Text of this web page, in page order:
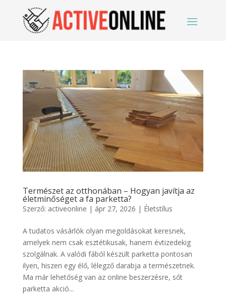
Természet az otthonában – Hogyan javítja az
életminőséget a fa parketta?
Szerző: activeonline | ápr 27, 2026 | Életstílus
A tudatos vásárlók olyan megoldásokat keresnek,
amelyek nem csak esztétikusak, hanem évtizedekig
szolgálnak. A valódi fából készült parketta pontosan
ilyen, hiszen egy élő, lélegző darabja a természetnek.
Ma már lehetőség van az online beszerzésre, sőt
parketta akció...